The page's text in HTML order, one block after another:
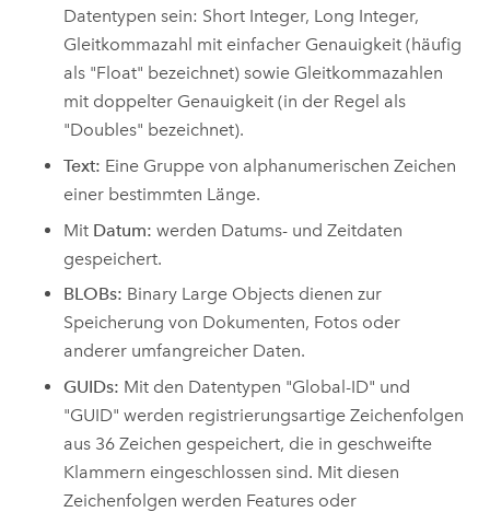
Datentypen sein: Short Integer, Long Integer,
Gleitkommazahl mit einfacher Genauigkeit (häufig
als "Float" bezeichnet) sowie Gleitkommazahlen
mit doppelter Genauigkeit (in der Regel als
"Doubles" bezeichnet).
Text: Eine Gruppe von alphanumerischen Zeichen
einer bestimmten Länge.
Mit Datum: werden Datums- und Zeitdaten
gespeichert.
BLOBs: Binary Large Objects dienen zur
Speicherung von Dokumenten, Fotos oder
anderer umfangreicher Daten.
GUIDs: Mit den Datentypen "Global-ID" und
"GUID" werden registrierungsartige Zeichenfolgen
aus 36 Zeichen gespeichert, die in geschweifte
Klammern eingeschlossen sind. Mit diesen
Zeichenfolgen werden Features oder